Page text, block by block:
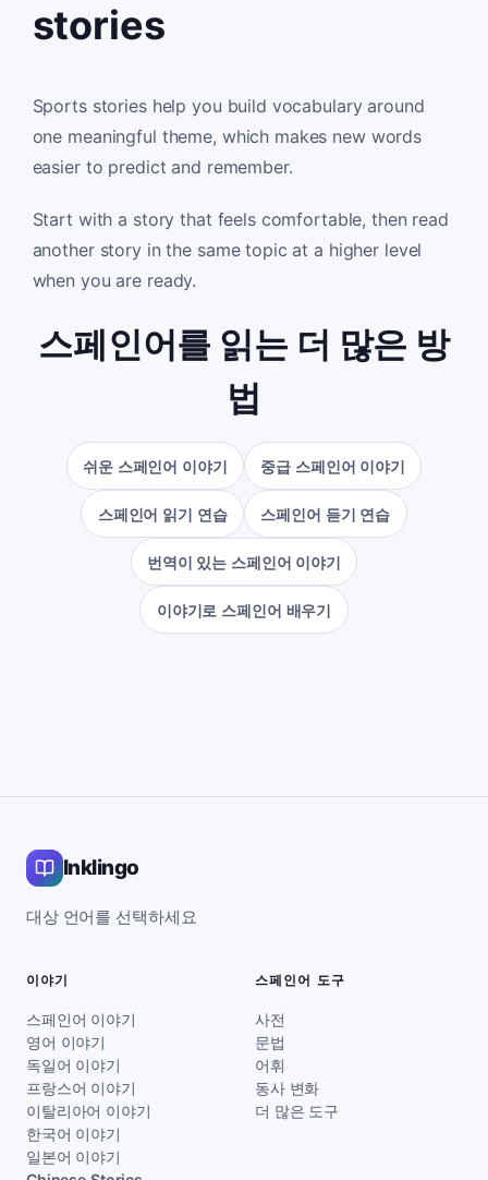
stories
Sports stories help you build vocabulary around
one meaningful theme, which makes new words
easier to predict and remember.
Start with a story that feels comfortable, then read
another story in the same topic at a higher level
when you are ready.
스페인어를 읽는 더 많은 방
법
쉬운 스페인어 이야기 중급 스페인어 이야기
스페인어 읽기 연습 스페인어 듣기 연습
번역이 있는 스페인어 이야기
이야기로 스페인어 배우기
Inklingo
대상 언어를 선택하세요
이야기
스페인어 이야기
영어 이야기
독일어 이야기
프랑스어 이야기
이탈리아어 이야기
한국어 이야기
일본어 이야기
스페인어 도구
사전
문법
어휘
동사 변화
더 많은 도구